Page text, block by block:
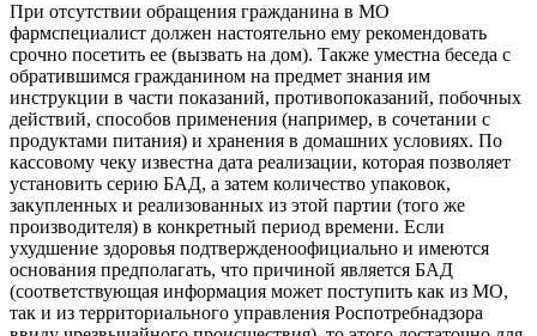
При отсутствии обращения гражданина в МО
фармспециалист должен настоятельно ему рекомендовать
срочно посетить ее (вызвать на дом). Также уместна беседа с
обратившимся гражданином на предмет знания им
инструкции в части показаний, противопоказаний, побочных
действий, способов применения (например, в сочетании с
продуктами питания) и хранения в домашних условиях. По
кассовому чеку известна дата реализации, которая позволяет
установить серию БАД, а затем количество упаковок,
закупленных и реализованных из этой партии (того же
производителя) в конкретный период времени. Если
ухудшение здоровья подтвержденоофициально и имеются
основания предполагать, что причиной является БАД
(соответствующая информация может поступить как из МО,
так и из территориального управления Роспотребнадзора